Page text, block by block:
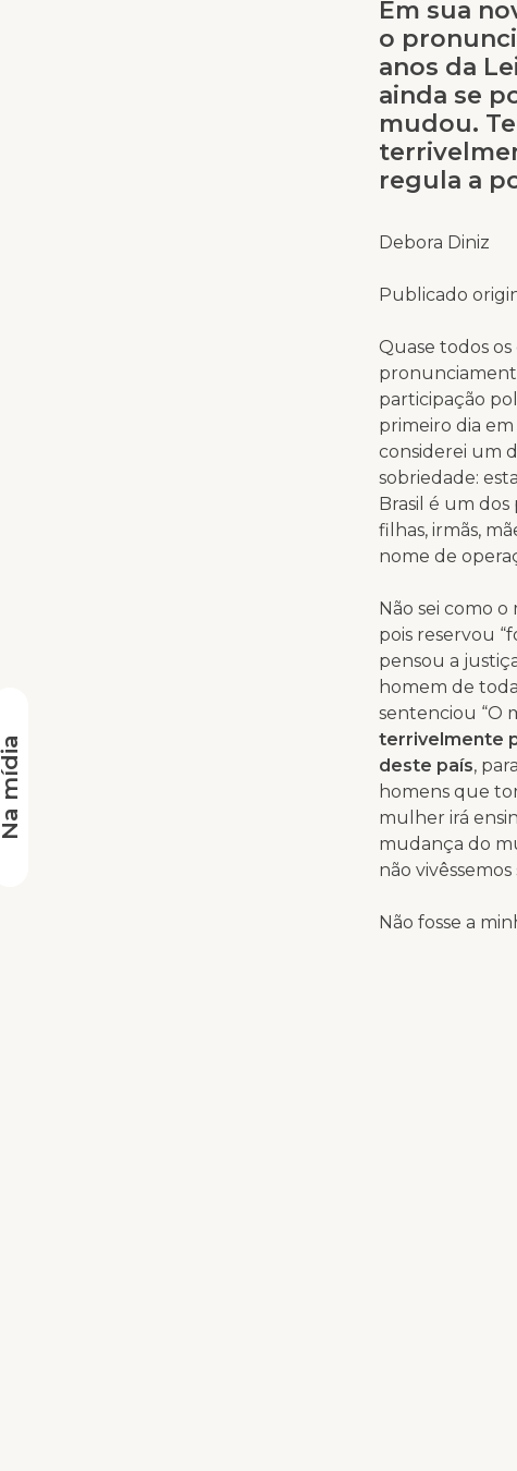
Em sua
o
anos da
ainda se
mudou.
regula a
Debora Diniz
Publicado
Quase todos
participação
primeiro dia
considerei um
sobriedade:
Brasil é um
filhas, irmãs,
nome de
Não sei como
pois reservou
pensou a
homem de
sentenciou “O
terrivelmente
deste país,
homens que
mulher irá
mudança do
não
Não fosse a